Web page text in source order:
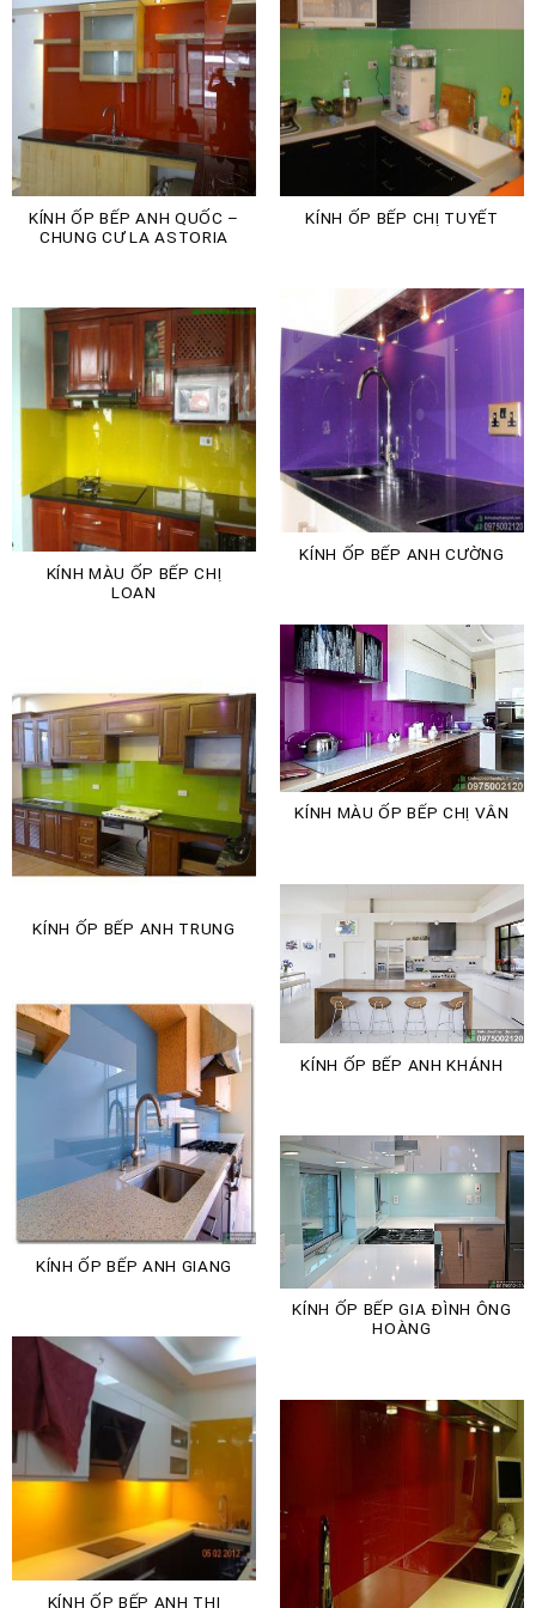
KÍNH ỐP BẾP ANH QUỐC –
CHUNG CƯ LA ASTORIA
KÍNH ỐP BẾP CHỊ TUYẾT
KÍNH ỐP BẾP ANH CƯỜNG
KÍNH MÀU ỐP BẾP CHỊ
LOAN
KÍNH MÀU ỐP BẾP CHỊ VÂN
KÍNH ỐP BẾP ANH TRUNG
KÍNH ỐP BẾP ANH KHÁNH
KÍNH ỐP BẾP ANH GIANG
KÍNH ỐP BẾP GIA ĐÌNH ÔNG
HOÀNG
KÍNH ỐP BẾP ANH THI